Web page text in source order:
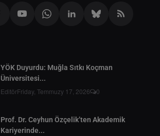
YÖK Duyurdu: Muğla Sıtkı Koçman
Üniversitesi...
EditörFriday, Temmuzy 17, 2026 0
Prof. Dr. Ceyhun Özçelik’ten Akademik
Kariyerinde...